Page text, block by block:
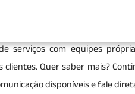
o lugar certo. Seja bem-
serviços com equipes
Quer saber mais?
disponíveis e fale